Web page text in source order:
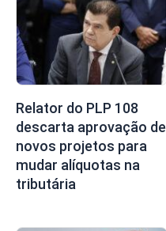
Relator do PLP 108
descarta aprovação de
novos projetos para
mudar alíquotas na
tributária